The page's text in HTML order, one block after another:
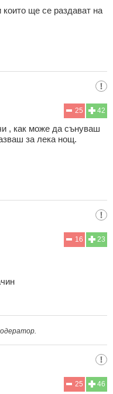
ще се раздават на
42
25
, как може да сънуваш
за лека нощ.
23
16
46
25